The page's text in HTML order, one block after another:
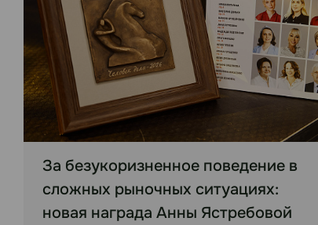
За безукоризненное поведение в
сложных рыночных ситуациях:
новая награда Анны Ястребовой